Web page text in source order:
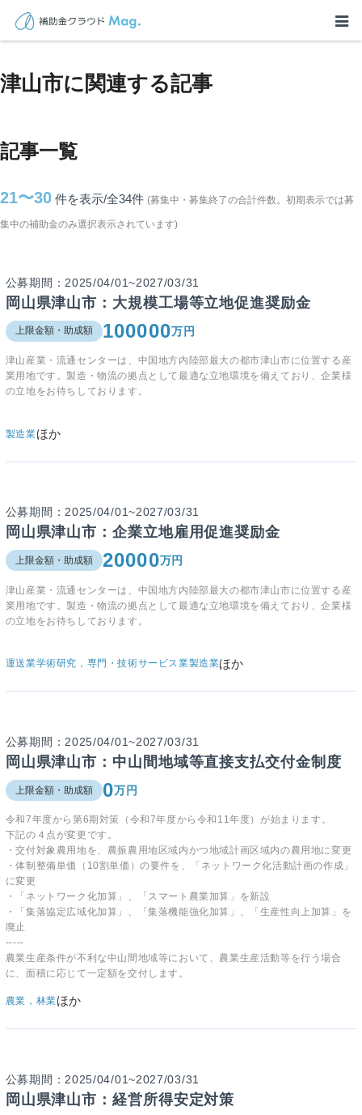
TOP > 補助金・助成金詳細>岡山県
津山市に関連する記事
記事一覧
21〜30 件を表示/全34件 (募集中・募集終了の合計件数。初期表示では募
集中の補助金のみ選択表示されています)
公募期間：2025/04/01~2027/03/31
岡山県津山市：大規模工場等立地促進奨励金
上限金額・助成額 100000万円
津山産業・流通センターは、中国地方内陸部最大の都市津山市に位置する産
業用地です。製造・物流の拠点として最適な立地環境を備えており、企業様
の立地をお待ちしております。
製造業ほか
公募期間：2025/04/01~2027/03/31
岡山県津山市：企業立地雇用促進奨励金
上限金額・助成額 20000万円
津山産業・流通センターは、中国地方内陸部最大の都市津山市に位置する産
業用地です。製造・物流の拠点として最適な立地環境を備えており、企業様
の立地をお待ちしております。
運送業学術研究，専門・技術サービス業製造業ほか
公募期間：2025/04/01~2027/03/31
岡山県津山市：中山間地域等直接支払交付金制度
上限金額・助成額 0万円
令和7年度から第6期対策（令和7年度から令和11年度）が始まります。
下記の４点が変更です。
・交付対象農用地を、農振農用地区域内かつ地域計画区域内の農用地に変更
・体制整備単価（10割単価）の要件を、「ネットワーク化活動計画の作成」
に変更
・「ネットワーク化加算」、「スマート農業加算」を新設
・「集落協定広域化加算」、「集落機能強化加算」、「生産性向上加算」を
廃止
-----
農業生産条件が不利な中山間地域等において、農業生産活動等を行う場合
に、面積に応じて一定額を交付します。
農業，林業ほか
公募期間：2025/04/01~2027/03/31
岡山県津山市：経営所得安定対策